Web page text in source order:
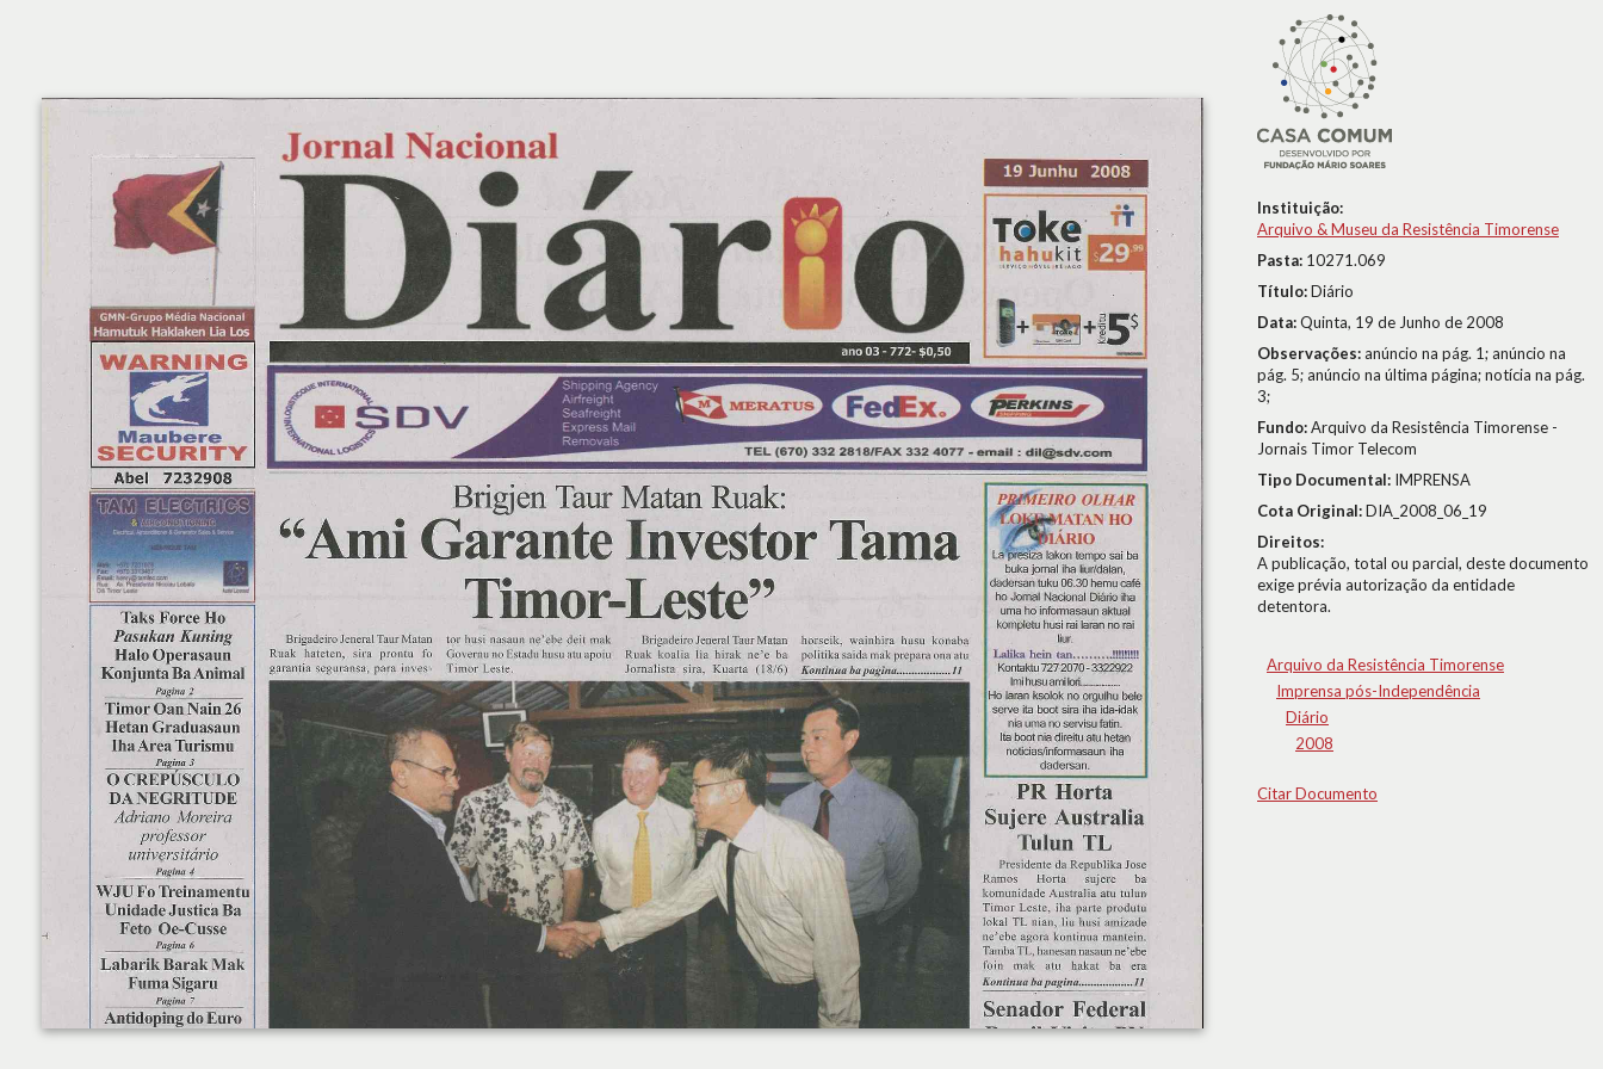
Instituição:
Arquivo & Museu da Resistência Timorense
Pasta: 10271.069
Título:Diário
Data:Quinta, 19 de Junho de 2008
Observações:anúncio na pág. 1; anúncio na
pág. 5; anúncio na última página; notícia na pág.
3;
Fundo:Arquivo da Resistência Timorense -
Jornais Timor Telecom
Tipo Documental: IMPRENSA
Cota Original:DIA_2008_06_19
Direitos:
A publicação, total ou parcial, deste documento
exige prévia autorização da entidade
detentora.
Arquivo da Resistência Timorense
Imprensa pós-Independência
Diário
2008
Citar Documento